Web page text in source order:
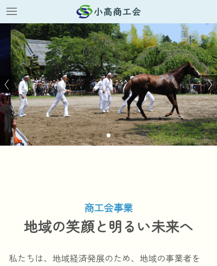
商工会事業
地域の笑顔と明るい未来へ
私たちは、地域経済発展のため、地域の事業者を